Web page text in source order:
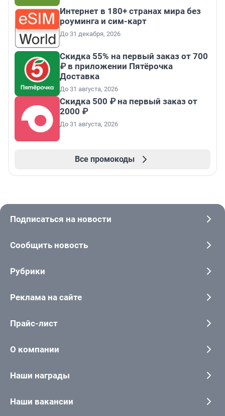
Интернет в 180+ странах мира без
роуминга и сим-карт
До 31 декабря, 2026
Скидка 55% на первый заказ от 700
₽ в приложении Пятёрочка
Доставка
До 31 августа, 2026
Скидка 500 ₽ на первый заказ от
2000 ₽
До 31 августа, 2026
Все промокоды
Подписаться на новости
Сообщить новость
Рубрики
Реклама на сайте
Прайс-лист
О компании
Наши награды
Наши вакансии